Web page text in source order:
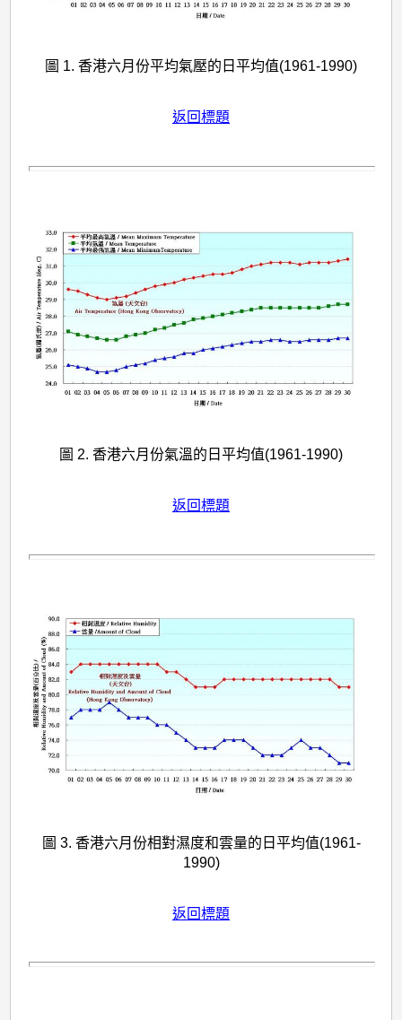
圖 1. 香港六月份平均氣壓的日平均值(1961-1990)
返回標題
圖 2. 香港六月份氣溫的日平均值(1961-1990)
返回標題
圖 3. 香港六月份相對濕度和雲量的日平均值(1961-
1990)
返回標題